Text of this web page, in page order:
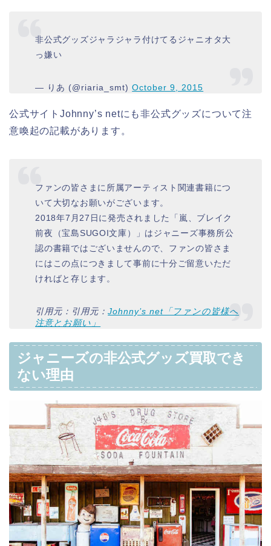
非公式グッズジャラジャラ付けてるジャニオタ大
っ嫌い
— りあ (@riaria_smt)October 9, 2015
公式サイトJohnny’s netにも非公式グッズについて注
意喚起の記載があります。
ファンの皆さまに所属アーティスト関連書籍につ
いて大切なお願いがございます。
2018年7月27日に発売されました「嵐、ブレイク
前夜（宝島SUGOI文庫）」はジャニーズ事務所公
認の書籍ではございませんので、ファンの皆さま
にはこの点につきまして事前に十分ご留意いただ
ければと存じます。
引用元：引用元：Johnny’s net「ファンの皆様へ
注意とお願い」
ジャニーズの非公式グッズ買取でき
ない理由